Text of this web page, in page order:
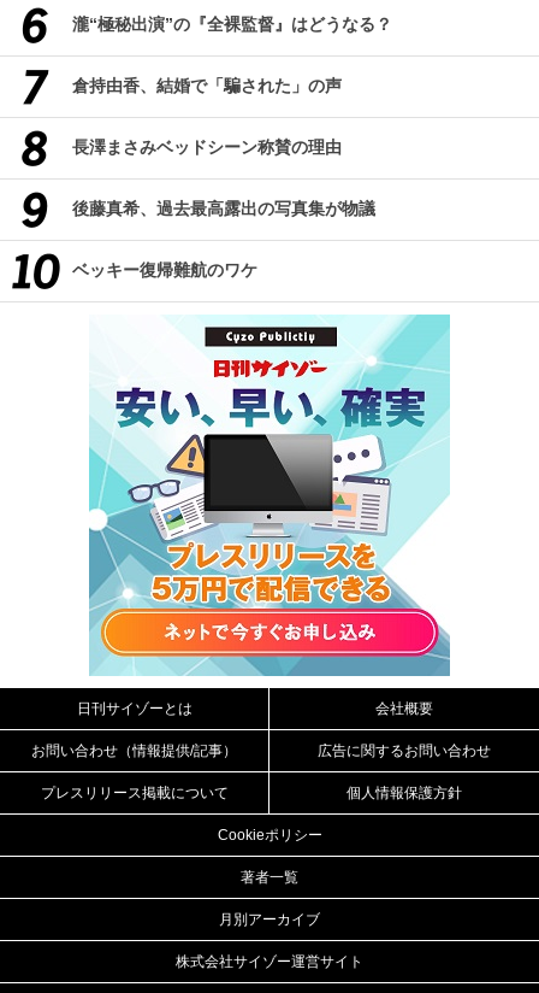
瀧“極秘出演”の『全裸監督』はどうなる？
倉持由香、結婚で「騙された」の声
長澤まさみベッドシーン称賛の理由
後藤真希、過去最高露出の写真集が物議
ベッキー復帰難航のワケ
日刊サイゾーとは 会社概要
お問い合わせ（情報提供/記事） 広告に関するお問い合わせ
プレスリリース掲載について 個人情報保護方針
Cookieポリシー
著者一覧
月別アーカイブ
株式会社サイゾー運営サイト